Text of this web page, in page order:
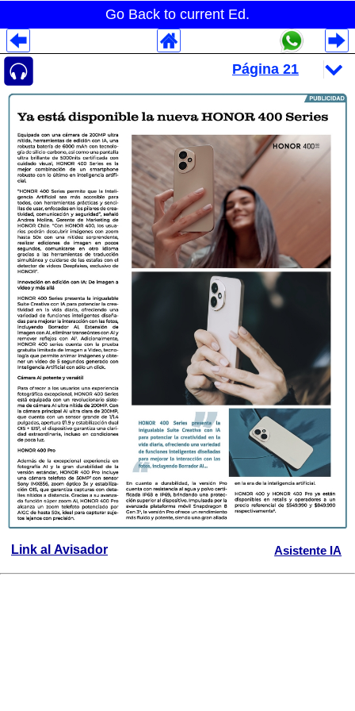
Go Back to current Ed.
Link al Avisador Asistente IA
Despliegues Analytics
Despliegues Totales
Despliegues por Rubros